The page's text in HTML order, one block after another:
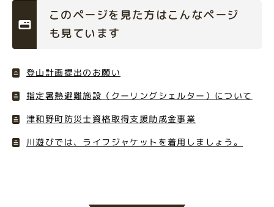
このページを見た方はこんなページ
も見ています
登山計画提出のお願い
指定暑熱避難施設（クーリングシェルター）について
津和野町防災士資格取得支援助成金事業
川遊びでは、ライフジャケットを着用しましょう。